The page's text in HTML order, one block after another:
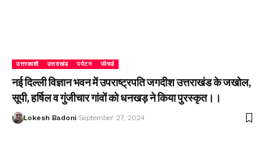
उत्तरकाशी उत्तराखंड पर्यटन फीचर्ड
नई दिल्ली विज्ञान भवन में उपराष्ट्रपति जगदीश उत्तराखंड के जखोल,
सूपी, हर्षिल व गुंजीचार गांवों को धनखड़ ने किया पुरस्कृत।।
Lokesh Badoni September 27, 2024